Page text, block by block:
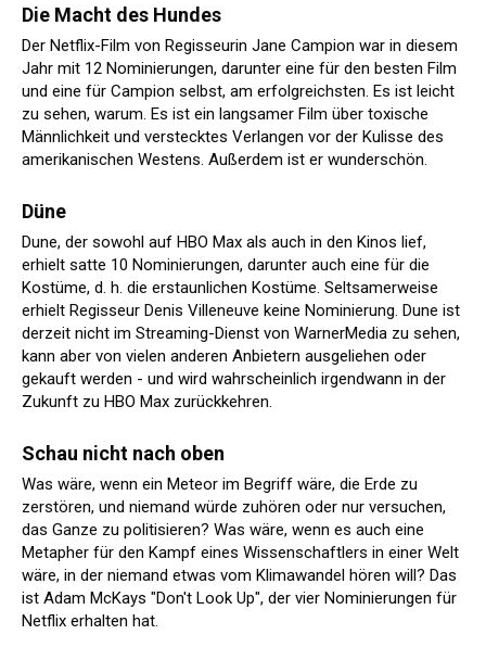
Die Macht des Hundes
Der Netflix-Film von Regisseurin Jane Campion war in diesem
Jahr mit 12 Nominierungen, darunter eine für den besten Film
und eine für Campion selbst, am erfolgreichsten. Es ist leicht
zu sehen, warum. Es ist ein langsamer Film über toxische
Männlichkeit und verstecktes Verlangen vor der Kulisse des
amerikanischen Westens. Außerdem ist er wunderschön.
Düne
Dune, der sowohl auf HBO Max als auch in den Kinos lief,
erhielt satte 10 Nominierungen, darunter auch eine für die
Kostüme, d. h. die erstaunlichen Kostüme. Seltsamerweise
erhielt Regisseur Denis Villeneuve keine Nominierung. Dune ist
derzeit nicht im Streaming-Dienst von WarnerMedia zu sehen,
kann aber von vielen anderen Anbietern ausgeliehen oder
gekauft werden - und wird wahrscheinlich irgendwann in der
Zukunft zu HBO Max zurückkehren.
Schau nicht nach oben
Was wäre, wenn ein Meteor im Begriff wäre, die Erde zu
zerstören, und niemand würde zuhören oder nur versuchen,
das Ganze zu politisieren? Was wäre, wenn es auch eine
Metapher für den Kampf eines Wissenschaftlers in einer Welt
wäre, in der niemand etwas vom Klimawandel hören will? Das
ist Adam McKays "Don't Look Up", der vier Nominierungen für
Netflix erhalten hat.